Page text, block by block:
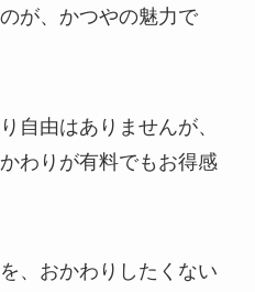
が、かつやの魅力で
自由はありませんが、
わりが有料でもお得感
、おかわりしたくない